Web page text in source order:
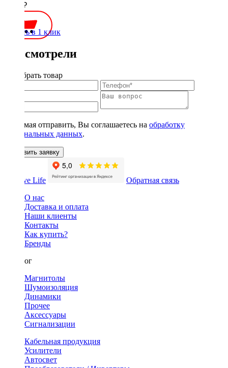
1900 ₽
Купить в 1 клик
Вы смотрели
Подобрать товар
Нажимая отправить, Вы соглашаетесь на обработку
персональных данных.
Оставить заявку
Обратная связь
О нас
Доставка и оплата
Наши клиенты
Контакты
Как купить?
Бренды
Каталог
Магнитолы
Шумоизоляция
Динамики
Прочее
Аксессуары
Сигнализации
Кабельная продукция
Усилители
Автосвет